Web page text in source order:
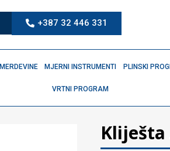
+387 32 446 331
MERDEVINE MJERNI INSTRUMENTI PLINSKI
VRTNI PROGRAM
Kliješta